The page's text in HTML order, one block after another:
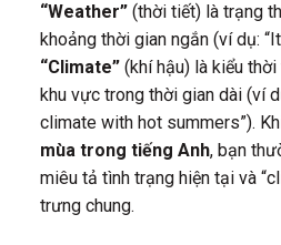
“Weather”(thời tiết) là trạng
khoảng thời gian ngắn (ví dụ:
“Climate”(khí hậu) là kiểu
khu vực trong thời gian dài (ví
climate with hot summers”).
mùa trong tiếng Anh, bạn
miêu tả tình trạng hiện tại và
trưng chung.